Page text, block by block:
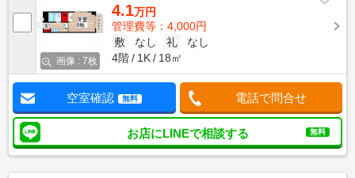
画像 : 7枚
4.1万円
管理費等：4,000円
敷
なし 礼
なし
4階
1K 18㎡
空室確認 無料 電話で問合せ
お店にLINEで相談する 無料